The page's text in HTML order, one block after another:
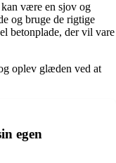
være en sjov og
og bruge de rigtige
betonplade, der vil vare
oplev glæden ved at
egen